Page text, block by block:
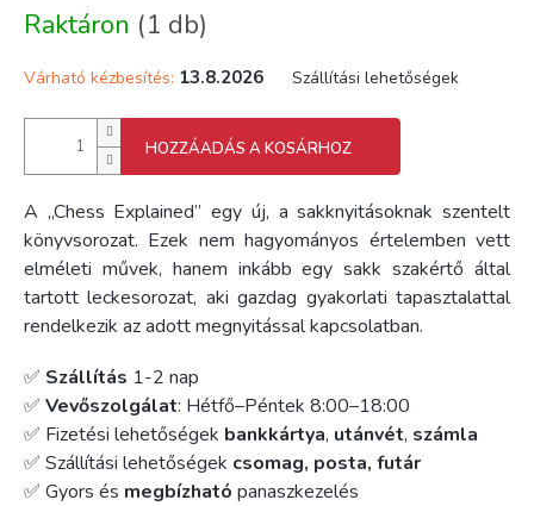
Raktáron (1 db)
Várható kézbesítés: 13.8.2026 Szállítási lehetőségek
HOZZÁADÁS A KOSÁRHOZ
A „Chess Explained” egy új, a sakknyitásoknak szentelt
könyvsorozat. Ezek nem hagyományos értelemben vett
elméleti művek, hanem inkább egy sakk szakértő által
tartott leckesorozat, aki gazdag gyakorlati tapasztalattal
rendelkezik az adott megnyitással kapcsolatban.
✅ Szállítás 1-2 nap
✅ Vevőszolgálat: Hétfő–Péntek 8:00–18:00
✅ Fizetési lehetőségek bankkártya, utánvét, számla
✅ Szállítási lehetőségek csomag, posta, futár
✅ Gyors és megbízható panaszkezelés